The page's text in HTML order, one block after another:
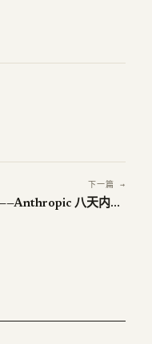
下一篇 →
Claude for Small Business——Anthropic 八天内第三个垂直行业包